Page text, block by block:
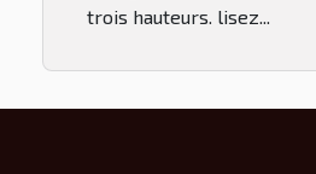
trois hauteurs. lisez...